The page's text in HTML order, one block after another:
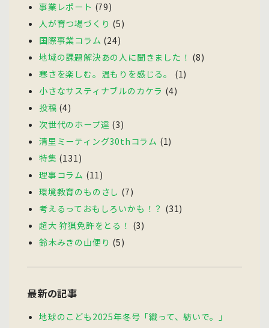
事業レポート (79)
人が育つ場づくり (5)
国際事業コラム (24)
地域の課題解決あの人に聞きました！ (8)
寒さを楽しむ。温もりを感じる。
(1)
小さなサスティナブルのカケラ (4)
投稿 (4)
次世代のホープ達 (3)
清里ミーティング30thコラム (1)
特集 (131)
理事コラム (11)
環境教育のものさし (7)
考えるっておもしろいかも！？ (31)
超大 狩猟免許をとる！ (3)
鈴木みきの山便り (5)
最新の記事
地球のこども2025年冬号「織って、紡いで。」